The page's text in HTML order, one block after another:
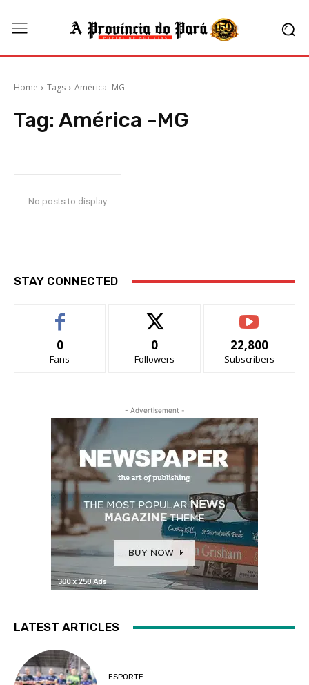
Home Tags América -MG
Tag: América -MG
No posts to display
STAY CONNECTED
0
Fans
0
Followers
22,800
Subscribers
- Advertisement -
LATEST ARTICLES
ESPORTE